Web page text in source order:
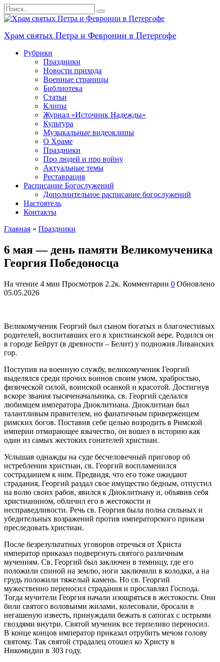
Перейти
к
содержанию
Search
for:
Храм святых Петра и Февронии в Петергофе
Рубрики
Праздники
Новости прихода
Военные страницы
Библиотека
Статьи
Клипы
Журнал «Источник Надежды»
Культура
Музыкальные видеоклипы
О Храме
Праздники
Про людей и про войну
Актуальные темы
Реставрация
Расписание Богослужений
Дополнительное расписание богослужений
Настоятель
Контакты
Главная » Праздники
6 мая — день памяти Великомученика
Георгия Победоносца
На чтение 4 мин Просмотров 2.2к. Комментарии 0 Обновлено
05.05.2026
Великомученик Георгий был сыном богатых и благочестивых
родителей, воспитавших его в христианской вере. Родился он
в городе Бейрут (в древности – Белит) у подножия Ливанских
гор.
Поступив на военную службу, великомученик Георгий
выделялся среди прочих воинов своим умом, храбростью,
физической силой, воинской осанкой и красотой. Достигнув
вскоре звания тысяченачальника, св. Георгий сделался
любимцем императора Диоклитиана. Диоклитиан был
талантливым правителем, но фанатичным приверженцем
римских богов. Поставив себе целью возродить в Римской
империи отмирающее язычество, он вошел в историю как
один из самых жестоких гонителей христиан.
Услышав однажды на суде бесчеловечный приговор об
истреблении христиан, св. Георгий воспламенился
состраданием к ним. Предвидя, что его тоже ожидают
страдания, Георгий раздал свое имущество бедным, отпустил
на волю своих рабов, явился к Диоклитиану и, объявив себя
христианином, обличил его в жестокости и
несправедливости. Речь св. Георгия была полна сильных и
убедительных возражений против императорского приказа
преследовать христиан.
После безрезультатных уговоров отречься от Христа
император приказал подвергнуть святого различным
мучениям. Св. Георгий был заключен в темницу, где его
положили спиной на землю, ноги заключили в колодки, а на
грудь положили тяжелый камень. Но св. Георгий
мужественно переносил страдания и прославлял Господа.
Тогда мучители Георгия начали изощряться в жестокости. Они
били святого воловьими жилами, колесовали, бросали в
негашеную известь, принуждали бежать в сапогах с острыми
гвоздями внутри. Святой мученик все терпеливо переносил.
В конце концов император приказал отрубить мечом голову
святому. Так святой страдалец отошел ко Христу в
Никомидии в 303 году.